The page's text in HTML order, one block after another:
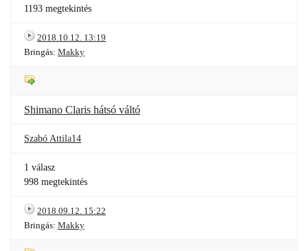
1193 megtekintés
2018.10.12. 13:19
Bringás: Makky
Shimano Claris hátsó váltó
Szabó Attila14
1 válasz
998 megtekintés
2018.09.12. 15:22
Bringás: Makky